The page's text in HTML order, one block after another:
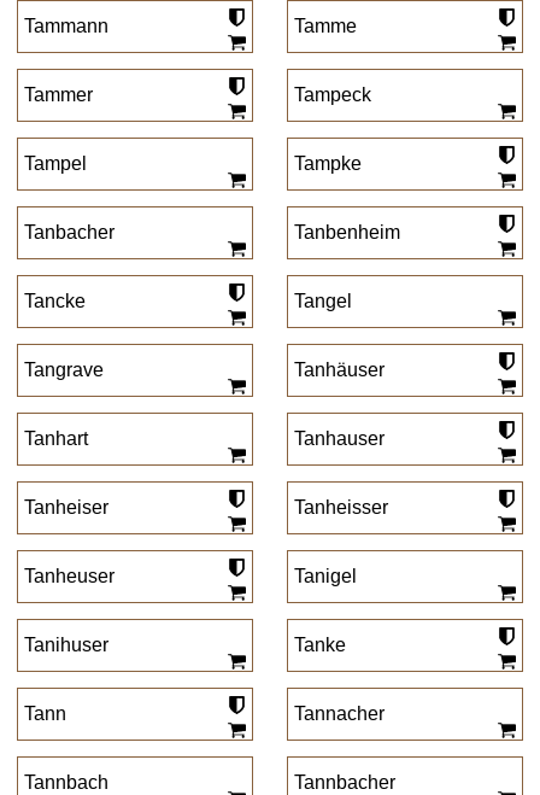
Tammann Tamme
Tammer Tampeck
Tampel Tampke
Tanbacher Tanbenheim
Tancke Tangel
Tangrave Tanhäuser
Tanhart Tanhauser
Tanheiser Tanheisser
Tanheuser Tanigel
Tanihuser Tanke
Tann Tannacher
Tannbach Tannbacher